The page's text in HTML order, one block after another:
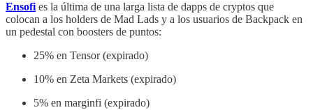
Ensofi es la última de una larga lista de dapps de cryptos que
colocan a los holders de Mad Lads y a los usuarios de Backpack en
un pedestal con boosters de puntos:
25% en Tensor (expirado)
10% en Zeta Markets (expirado)
5% en marginfi (expirado)